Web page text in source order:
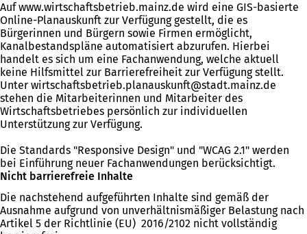
Auf www.wirtschaftsbetrieb.mainz.de wird eine GIS-basierte
Online-Planauskunft zur Verfügung gestellt, die es
Bürgerinnen und Bürgern sowie Firmen ermöglicht,
Kanalbestandspläne automatisiert abzurufen. Hierbei
handelt es sich um eine Fachanwendung, welche aktuell
keine Hilfsmittel zur Barrierefreiheit zur Verfügung stellt.
Unter wirtschaftsbetrieb.planauskunft stadt.mainz de
stehen die Mitarbeiterinnen und Mitarbeiter des
Wirtschaftsbetriebes persönlich zur individuellen
Unterstützung zur Verfügung.
Die Standards "Responsive Design" und "WCAG 2.1" werden
bei Einführung neuer Fachanwendungen berücksichtigt.
Nicht barrierefreie Inhalte
Die nachstehend aufgeführten Inhalte sind gemäß der
Ausnahme aufgrund von unverhältnismäßiger Belastung nach
Artikel 5 der Richtlinie (EU) 2016/2102 nicht vollständig